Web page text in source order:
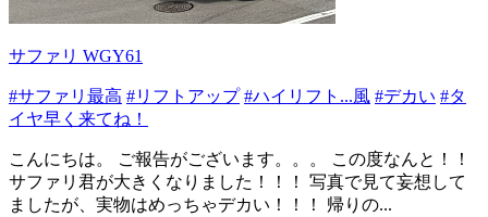
サファリ WGY61
#サファリ最高 #リフトアップ #ハイリフト...風 #デカい #タ
イヤ早く来てね！
こんにちは。 ご報告がございます。。。 この度なんと！！
サファリ君が大きくなりました！！！ 写真で見て妄想して
ましたが、実物はめっちゃデカい！！！ 帰りの...